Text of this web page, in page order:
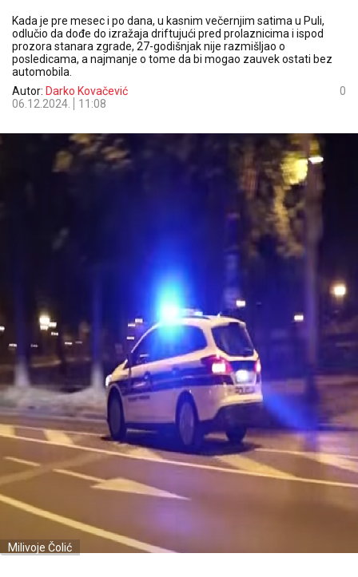
Kada je pre mesec i po dana, u kasnim večernjim satima u Puli,
odlučio da dođe do izražaja driftujući pred prolaznicima i ispod
prozora stanara zgrade, 27-godišnjak nije razmišljao o
posledicama, a najmanje o tome da bi mogao zauvek ostati bez
automobila.
Autor: Darko Kovačević
06.12.2024.
11:08
0
Milivoje Čolić